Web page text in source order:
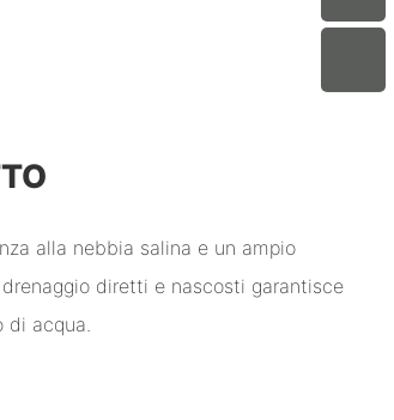
alla nebbia salina e un ampio
diretti e nascosti garantisce
acqua.